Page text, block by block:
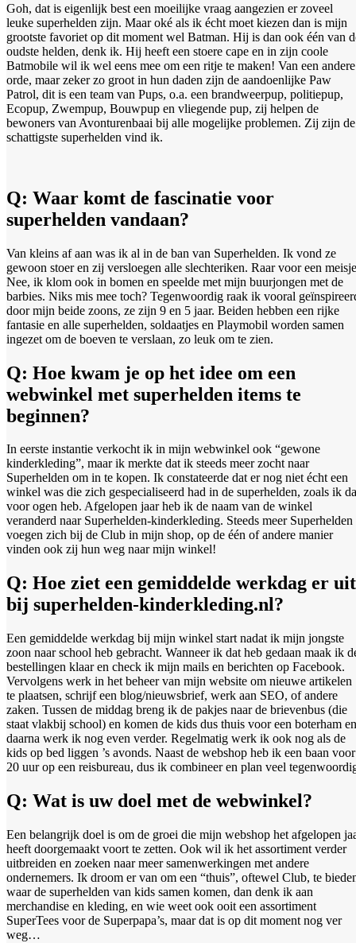
Goh, dat is eigenlijk best een moeilijke vraag aangezien er zoveel
leuke superhelden zijn. Maar oké als ik écht moet kiezen dan is mijn
grootste favoriet op dit moment wel Batman. Hij is dan ook één van
oudste helden, denk ik. Hij heeft een stoere cape en in zijn coole
Batmobile wil ik wel eens mee om een ritje te maken! Van een andere
orde, maar zeker zo groot in hun daden zijn de aandoenlijke Paw
Patrol, dit is een team van Pups, o.a. een brandweerpup, politiepup,
Ecopup, Zwempup, Bouwpup en vliegende pup, zij helpen de
bewoners van Avonturenbaai bij alle mogelijke problemen. Zij zijn de
schattigste superhelden vind ik.
Q: Waar komt de fascinatie voor
superhelden vandaan?
Van kleins af aan was ik al in de ban van Superhelden. Ik vond ze
gewoon stoer en zij versloegen alle slechteriken. Raar voor een
Nee, ik klom ook in bomen en speelde met mijn buurjongen met de
barbies. Niks mis mee toch? Tegenwoordig raak ik vooral
door mijn beide zoons, ze zijn 9 en 5 jaar. Beiden hebben een rijke
fantasie en alle superhelden, soldaatjes en Playmobil worden samen
ingezet om de boeven te verslaan, zo leuk om te zien.
Q: Hoe kwam je op het idee om een
webwinkel met superhelden items te
beginnen?
In eerste instantie verkocht ik in mijn webwinkel ook “gewone
kinderkleding”, maar ik merkte dat ik steeds meer zocht naar
Superhelden om in te kopen. Ik constateerde dat er nog niet écht een
winkel was die zich gespecialiseerd had in de superhelden, zoals ik
voor ogen heb. Afgelopen jaar heb ik de naam van de winkel
veranderd naar Superhelden-kinderkleding. Steeds meer Superhelden
voegen zich bij de Club in mijn shop, op de één of andere manier
vinden ook zij hun weg naar mijn winkel!
Q: Hoe ziet een gemiddelde werkdag er uit
bij superhelden-kinderkleding.nl?
Een gemiddelde werkdag bij mijn winkel start nadat ik mijn jongste
zoon naar school heb gebracht. Wanneer ik dat heb gedaan maak ik
bestellingen klaar en check ik mijn mails en berichten op Facebook.
Vervolgens werk in het beheer van mijn website om nieuwe artikelen
te plaatsen, schrijf een blog/nieuwsbrief, werk aan SEO, of andere
zaken. Tussen de middag breng ik de pakjes naar de brievenbus (die
staat vlakbij school) en komen de kids dus thuis voor een boterham en
daarna werk ik nog even verder. Regelmatig werk ik ook nog als de
kids op bed liggen ’s avonds. Naast de webshop heb ik een baan voor
20 uur op een reisbureau, dus ik combineer en plan veel
Q: Wat is uw doel met de webwinkel?
Een belangrijk doel is om de groei die mijn webshop het afgelopen
heeft doorgemaakt voort te zetten. Ook wil ik het assortiment verder
uitbreiden en zoeken naar meer samenwerkingen met andere
ondernemers. Ik droom er van om een “thuis”, oftewel Club, te
waar de superhelden van kids samen komen, dan denk ik aan
merchandise en kleding, en wie weet ook ooit een assortiment
SuperTees voor de Superpapa’s, maar dat is op dit moment nog ver
weg…